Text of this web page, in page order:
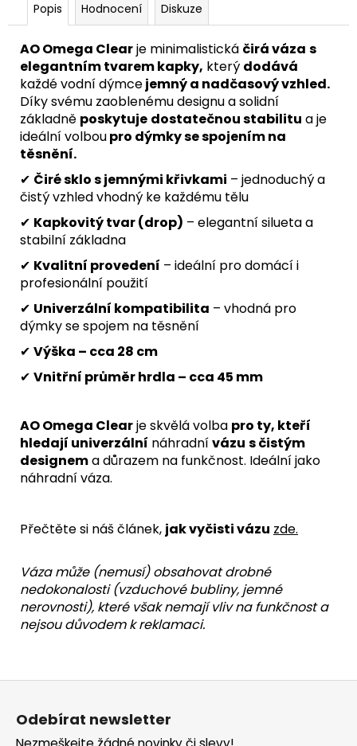
Popis Hodnocení Diskuze
AO Omega Clearje minimalistická čirá váza s
elegantním tvarem kapky, který dodává
každé vodní dýmcejemný a nadčasový vzhled.
Díky svému zaoblenému designu a solidní
základně poskytuje dostatečnou stabilitu a je
ideální volboupro dýmky se spojením na
těsnění.
✔ Čiré sklo s jemnými křivkami – jednoduchý a
čistý vzhled vhodný ke každému tělu
✔ Kapkovitý tvar (drop) – elegantní silueta a
stabilní základna
✔ Kvalitní provedení – ideální pro domácí i
profesionální použití
✔ Univerzální kompatibilita – vhodná pro
dýmky se spojem na těsnění
✔ Výška – cca 28 cm
✔ Vnitřní průměr hrdla – cca 45 mm
AO Omega Clearje skvělá volba pro ty, kteří
hledají univerzální náhradnívázu s čistým
designema důrazem na funkčnost. Ideální jako
náhradní váza.
Přečtěte si náš článek, jak vyčisti vázu zde.
Váza může (nemusí) obsahovatdrobné
nedokonalosti(vzduchové bubliny, jemné
nerovnosti), které všaknemají vliv na funkčnosta
nejsou důvodem k reklamaci.
Odebírat newsletter